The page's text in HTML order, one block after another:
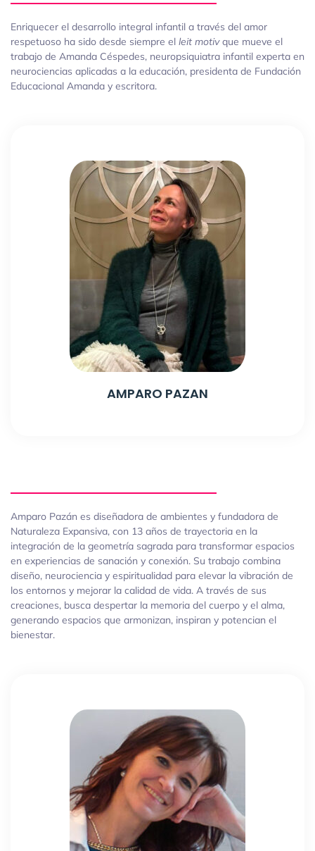
Enriquecer el desarrollo integral infantil a través del amor
respetuoso ha sido desde siempre el leit motivque mueve el
trabajo de Amanda Céspedes, neuropsiquiatra infantil experta en
neurociencias aplicadas a la educación, presidenta de Fundación
Educacional Amanda y escritora.
AMPARO PAZAN
Amparo Pazán es diseñadora de ambientes y fundadora de
Naturaleza Expansiva, con 13 años de trayectoria en la
integración de la geometría sagrada para transformar espacios
en experiencias de sanación y conexión. Su trabajo combina
diseño, neurociencia y espiritualidad para elevar la vibración de
los entornos y mejorar la calidad de vida. A través de sus
creaciones, busca despertar la memoria del cuerpo y el alma,
generando espacios que armonizan, inspiran y potencian el
bienestar.